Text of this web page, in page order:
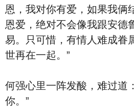
恩，我对你有爱，如果我俩
恩爱，绝对不会像我跟安德
易。只可惜，有情人难成眷
世再在一起。”
何强心里一阵发酸，难过道
你。”